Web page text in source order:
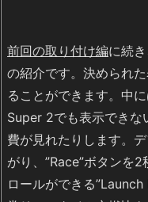
前回の取り付け編に続
の紹介です。決められ
ることができます。中
Super 2でも表示できな
費が見れたりします。
がり、”Race”ボタンを
ロールができる